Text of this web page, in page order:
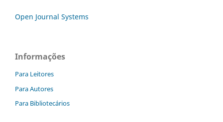
Open Journal Systems
Informações
Para Leitores
Para Autores
Para Bibliotecários